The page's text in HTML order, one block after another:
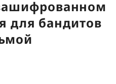
для бандитов